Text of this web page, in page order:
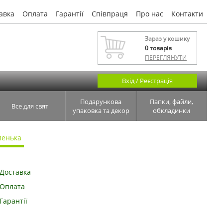
Оплата Гарантії Співпраця Про нас Контакти
Зараз у кошику
0товарів
ПЕРЕГЛЯНУТИ
Вхід / Реєстрація
Все для свят
Подарункова
упаковка та декор
Папки, файли,
обкладинки
Доставка
Оплата
Гарантії